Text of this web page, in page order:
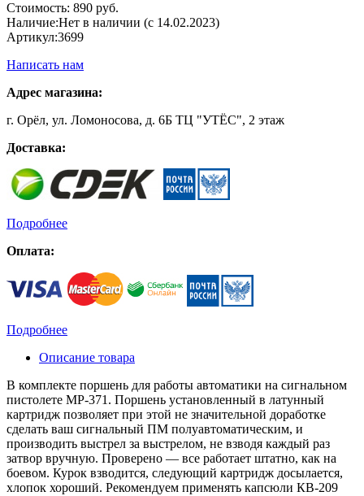
Стоимость: 890 руб.
Наличие:Нет в наличии (с 14.02.2023)
Артикул:3699
Написать нам
Адрес магазина:
г. Орёл, ул. Ломоносова, д. 6Б ТЦ "УТЁС", 2 этаж
Доставка:
Подробнее
Оплата:
Подробнее
Описание товара
В комплекте поршень для работы автоматики на сигнальном
пистолете МР-371. Поршень установленный в латунный
картридж позволяет при этой не значительной доработке
сделать ваш сигнальный ПМ полуавтоматическим, и
производить выстрел за выстрелом, не взводя каждый раз
затвор вручную. Проверено ― все работает штатно, как на
боевом. Курок взводится, следующий картридж досылается,
хлопок хороший. Рекомендуем применять капсюли КВ-209